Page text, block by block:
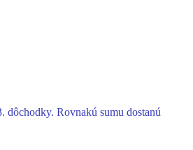
dôchodky. Rovnakú sumu dostanú